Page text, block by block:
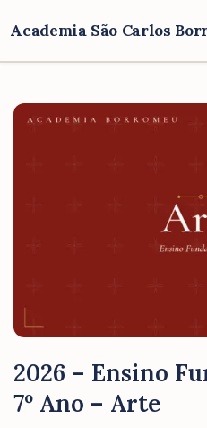
Academia São Carlos
2026 – Ensino
7º Ano – Arte